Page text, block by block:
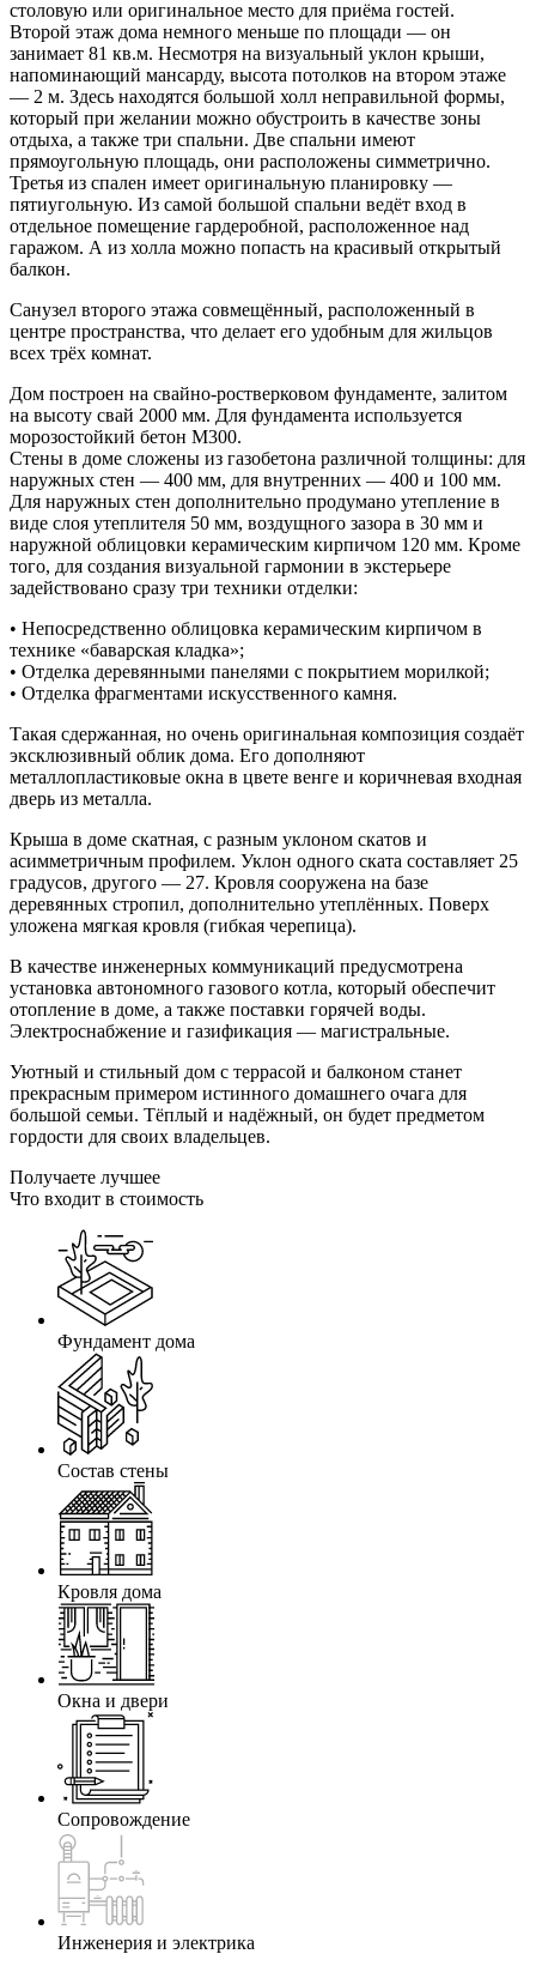
столовую или оригинальное место для приёма гостей.
Второй этаж дома немного меньше по площади — он
занимает 81 кв.м. Несмотря на визуальный уклон крыши,
напоминающий мансарду, высота потолков на втором этаже
— 2 м. Здесь находятся большой холл неправильной формы,
который при желании можно обустроить в качестве зоны
отдыха, а также три спальни. Две спальни имеют
прямоугольную площадь, они расположены симметрично.
Третья из спален имеет оригинальную планировку —
пятиугольную. Из самой большой спальни ведёт вход в
отдельное помещение гардеробной, расположенное над
гаражом. А из холла можно попасть на красивый открытый
балкон.
Санузел второго этажа совмещённый, расположенный в
центре пространства, что делает его удобным для жильцов
всех трёх комнат.
Дом построен на свайно-ростверковом фундаменте, залитом
на высоту свай 2000 мм. Для фундамента используется
морозостойкий бетон М300.
Стены в доме сложены из газобетона различной толщины: для
наружных стен — 400 мм, для внутренних — 400 и 100 мм.
Для наружных стен дополнительно продумано утепление в
виде слоя утеплителя 50 мм, воздущного зазора в 30 мм и
наружной облицовки керамическим кирпичом 120 мм. Кроме
того, для создания визуальной гармонии в экстерьере
задействовано сразу три техники отделки:
• Непосредственно облицовка керамическим кирпичом в
технике «баварская кладка»;
• Отделка деревянными панелями с покрытием морилкой;
• Отделка фрагментами искусственного камня.
Такая сдержанная, но очень оригинальная композиция создаёт
эксклюзивный облик дома. Его дополняют
металлопластиковые окна в цвете венге и коричневая входная
дверь из металла.
Крыша в доме скатная, с разным уклоном скатов и
асимметричным профилем. Уклон одного ската составляет 25
градусов, другого — 27. Кровля сооружена на базе
деревянных стропил, дополнительно утеплённых. Поверх
уложена мягкая кровля (гибкая черепица).
В качестве инженерных коммуникаций предусмотрена
установка автономного газового котла, который обеспечит
отопление в доме, а также поставки горячей воды.
Электроснабжение и газификация — магистральные.
Уютный и стильный дом с террасой и балконом станет
прекрасным примером истинного домашнего очага для
большой семьи. Тёплый и надёжный, он будет предметом
гордости для своих владельцев.
Получаете лучшее
Что входит в стоимость
Фундамент дома
Состав стены
Кровля дома
Окна и двери
Сопровождение
Инженерия и электрика